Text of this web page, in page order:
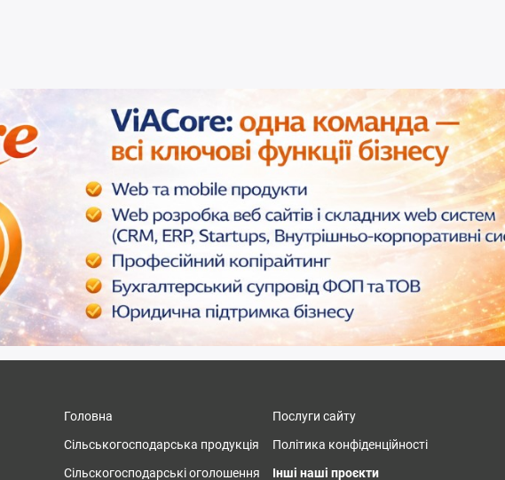
Головна
Сільськогосподарська продукція
Сільскогосподарські оголошення
Послуги сайту
Політика конфіденційності
Інші наші проєкти